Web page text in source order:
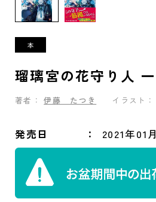
瑠璃宮の花守り人
著者： 伊藤 たつき イラスト：
発売日 2021年01